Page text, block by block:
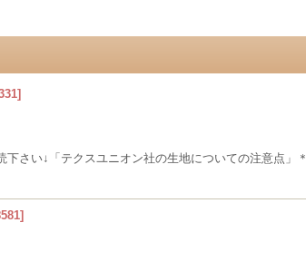
]
さい↓「テクスユニオン社の生地についての注意点
]